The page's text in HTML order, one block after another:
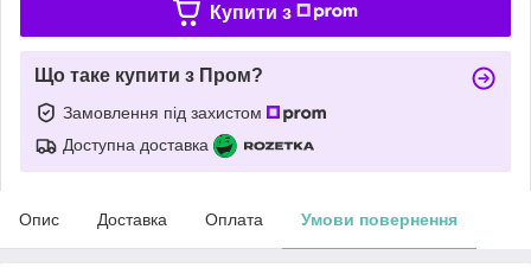
Купити з
Що таке купити з Пром?
Замовлення під захистом
Доступна доставка
Опис Доставка Оплата Умови повернення